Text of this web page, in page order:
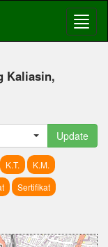
Kaliasin,
Update
K.T.
K.M.
Sertifikat